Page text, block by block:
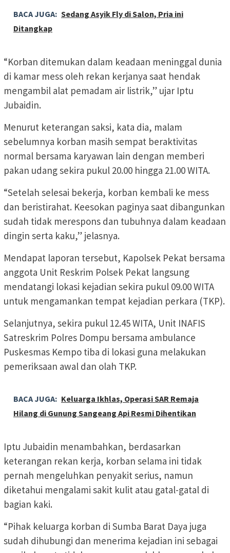
BACA JUGA: Sedang Asyik Fly di Salon, Pria ini
Ditangkap
“Korban ditemukan dalam keadaan meninggal dunia
di kamar mess oleh rekan kerjanya saat hendak
mengambil alat pemadam air listrik,” ujar Iptu
Jubaidin.
Menurut keterangan saksi, kata dia, malam
sebelumnya korban masih sempat beraktivitas
normal bersama karyawan lain dengan memberi
pakan udang sekira pukul 20.00 hingga 21.00 WITA.
“Setelah selesai bekerja, korban kembali ke mess
dan beristirahat. Keesokan paginya saat dibangunkan
sudah tidak merespons dan tubuhnya dalam keadaan
dingin serta kaku,” jelasnya.
Mendapat laporan tersebut, Kapolsek Pekat bersama
anggota Unit Reskrim Polsek Pekat langsung
mendatangi lokasi kejadian sekira pukul 09.00 WITA
untuk mengamankan tempat kejadian perkara (TKP).
Selanjutnya, sekira pukul 12.45 WITA, Unit INAFIS
Satreskrim Polres Dompu bersama ambulance
Puskesmas Kempo tiba di lokasi guna melakukan
pemeriksaan awal dan olah TKP.
BACA JUGA: Keluarga Ikhlas, Operasi SAR Remaja
Hilang di Gunung Sangeang Api Resmi Dihentikan
Iptu Jubaidin menambahkan, berdasarkan
keterangan rekan kerja, korban selama ini tidak
pernah mengeluhkan penyakit serius, namun
diketahui mengalami sakit kulit atau gatal-gatal di
bagian kaki.
“Pihak keluarga korban di Sumba Barat Daya juga
sudah dihubungi dan menerima kejadian ini sebagai